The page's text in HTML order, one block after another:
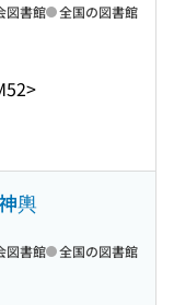
図書館 全国の図書館
輿
図書館 全国の図書館